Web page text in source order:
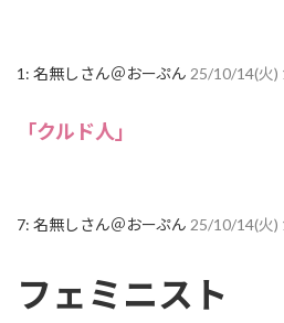
1: 名無しさん＠おーぷん 25/10/14(火)
「クルド人」
7: 名無しさん＠おーぷん 25/10/14(火)
フェミニスト